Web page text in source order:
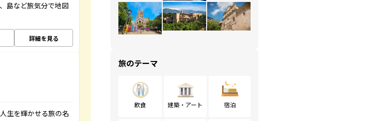
島など旅気分で地図
詳細を見る
生を輝かせる旅の名
旅のテーマ
飲食 建築・アート 宿泊